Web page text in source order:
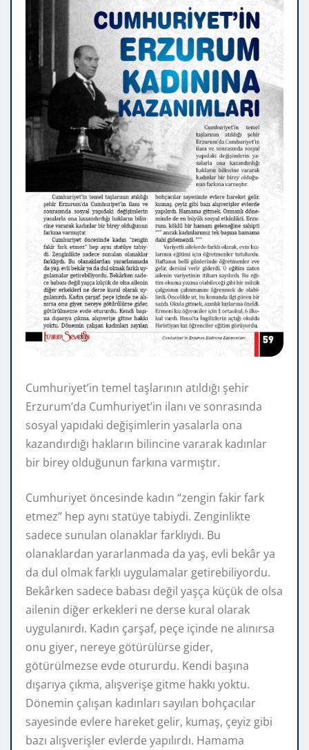
Cumhuriyet’in temel taşlarının atıldığı şehir
Erzurum’da Cumhuriyet’in ilanı ve sonrasında
sosyal yapıdaki değişimlerin yasalarla ona
kazandırdığı hakların bilincine vararak kadınlar
bir birey olduğunun farkına varmıştır.
Cumhuriyet öncesinde kadın “zengin fakir fark
etmez” hep aynı statüye tabiydi. Zenginlikte
sadece sunulan olanaklar farklıydı. Bu
olanaklardan yararlanmada da yaş, evli bekâr ya
da dul olmak farklı uygulamalar getirebiliyordu.
Bekârken sadece babası değil yaşça küçük de olsa
ailenin diğer erkekleri ne derse kural olarak
uygulanırdı. Kadın çarşaf, peçe içinde ne alınırsa
onu giyer, nereye götürülürse gider,
götürülmezse evde otururdu. Kendi başına
dışarıya çıkma, alışverişe gitme hakkı yoktu.
Dönemin çalışan kadınları sayılan bohçacılar
sayesinde evlere hareket gelir, kumaş, çeyiz gibi
bazı alışverişler evlerde yapılırdı. Hamama